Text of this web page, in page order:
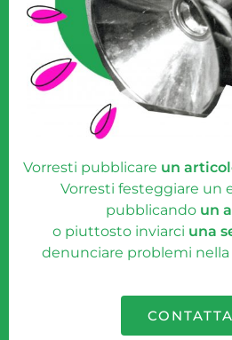
Vorresti pubblicare un
Vorresti festeggiare un
pubblicando un
o piuttosto inviarci una
denunciare problemi